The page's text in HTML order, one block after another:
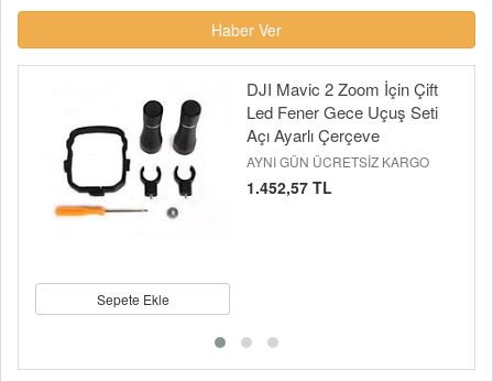
Haber Ver
Sepete Ekle
DJI Mavic 2 Zoom İçin Çift
Led Fener Gece Uçuş Seti
Açı Ayarlı Çerçeve
AYNI GÜN ÜCRETSİZ KARGO
1.452,57 TL